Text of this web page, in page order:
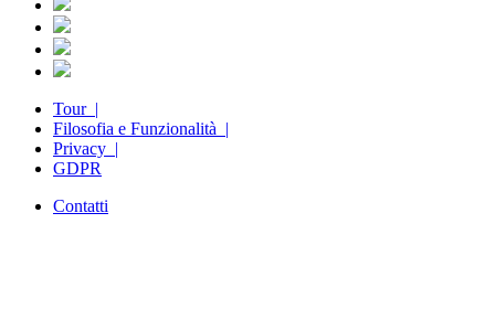
Tour |
Filosofia e Funzionalità |
Privacy |
GDPR
Contatti